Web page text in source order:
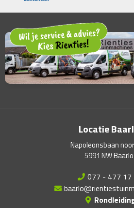
Locatie
Napoleonsbaan
5991 NW Baarlo
077 - 477 17